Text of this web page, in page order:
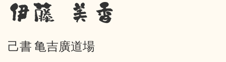
伊藤 美香
己書 亀吉廣道場